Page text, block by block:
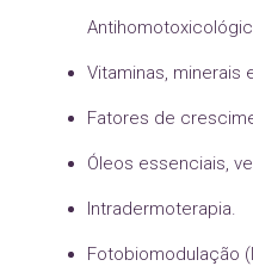
Vitaminas, minerais
Fatores de
Óleos essenciais,
Intradermoterapia.
Fotobiomodulação